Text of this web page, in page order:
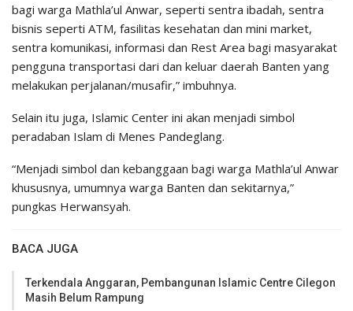
bagi warga Mathla’ul Anwar, seperti sentra ibadah, sentra
bisnis seperti ATM, fasilitas kesehatan dan mini market,
sentra komunikasi, informasi dan Rest Area bagi masyarakat
pengguna transportasi dari dan keluar daerah Banten yang
melakukan perjalanan/musafir,” imbuhnya.
Selain itu juga, Islamic Center ini akan menjadi simbol
peradaban Islam di Menes Pandeglang.
“Menjadi simbol dan kebanggaan bagi warga Mathla’ul Anwar
khususnya, umumnya warga Banten dan sekitarnya,”
pungkas Herwansyah.
BACA JUGA
Terkendala Anggaran, Pembangunan Islamic Centre Cilegon
Masih Belum Rampung